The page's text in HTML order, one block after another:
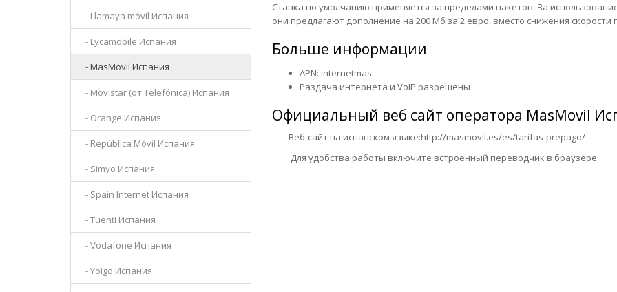
- Llamaya móvil Испания
- Lycamobile Испания
- MasMovil Испания
- Movistar (от Telefónica) Испания
- Orange Испания
- República Móvil Испания
- Simyo Испания
- Spain Internet Испания
- Tuenti Испания
- Vodafone Испания
- Yoigo Испания
Ставка по умолчанию применяется за пределами пакетов. За
они предлагают дополнение на 200 Мб за 2 евро, вместо снижения
Больше информации
APN: internetmas
Раздача интернета и VoIP разрешены
Официальный веб сайт оператора MasMovil
Веб-сайт на испанском языке:http://masmovil.es/es/tarifas-prepago/
Для удобства работы включите встроенный переводчик в браузере.